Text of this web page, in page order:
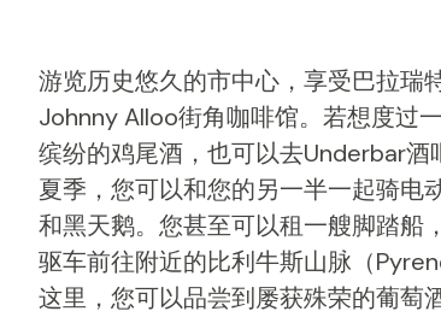
游览历史悠久的市中心，享受巴拉瑞
Johnny Alloo街角咖啡馆。若想度过
缤纷的鸡尾酒，也可以去Underbar酒
夏季，您可以和您的另一半一起骑电
和黑天鹅。您甚至可以租一艘脚踏船
驱车前往附近的比利牛斯山脉（
这里，您可以品尝到屡获殊荣的葡萄